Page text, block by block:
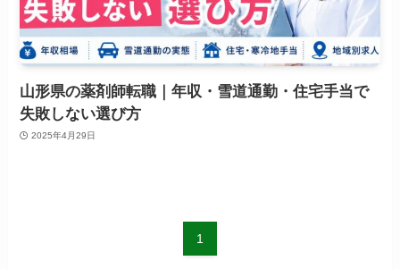
山形県の薬剤師転職｜年収・雪道通勤・住宅手当で
失敗しない選び方
2025年4月29日
1